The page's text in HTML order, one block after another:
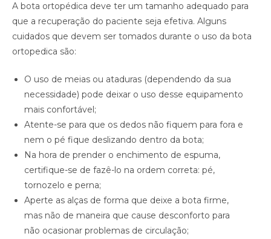
A bota ortopédica deve ter um tamanho adequado para
que a recuperação do paciente seja efetiva. Alguns
cuidados que devem ser tomados durante o uso da bota
ortopedica são:
O uso de meias ou ataduras (dependendo da sua
necessidade) pode deixar o uso desse equipamento
mais confortável;
Atente-se para que os dedos não fiquem para fora e
nem o pé fique deslizando dentro da bota;
Na hora de prender o enchimento de espuma,
certifique-se de fazê-lo na ordem correta: pé,
tornozelo e perna;
Aperte as alças de forma que deixe a bota firme,
mas não de maneira que cause desconforto para
não ocasionar problemas de circulação;